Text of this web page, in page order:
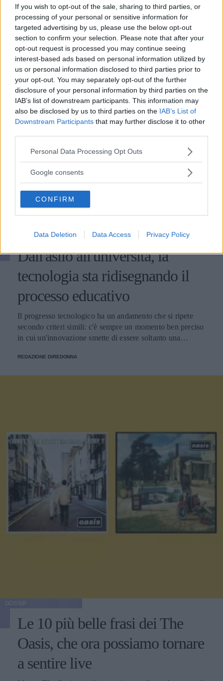
If you wish to opt-out of the sale, sharing to third parties, or
processing of your personal or sensitive information for
targeted advertising by us, please use the below opt-out
section to confirm your selection. Please note that after your
opt-out request is processed you may continue seeing
interest-based ads based on personal information utilized by
us or personal information disclosed to third parties prior to
your opt-out. You may separately opt-out of the further
disclosure of your personal information by third parties on the
IAB’s list of downstream participants. This information may
also be disclosed by us to third parties on the IAB’s List of
Downstream Participants that may further disclose it to other
Please note that this website/app uses one or more Google
not limited to your visit or usage behaviour. You may click to
use your data for below specified purposes in below Google
consent section.
Personal Data Processing Opt Outs
Google consents
CONFIRM
Data Deletion Data Access Privacy Policy
ATTUALITÀ
Dall'asilo all'università, la
tecnologia sta ridisegnando il
processo educativo
Il progresso tecnologico ha un andamento che si ripete
secondo criteri simili: c'è sempre un momento ben preciso
in cui un'innovazione smette di essere soltanto una
REDAZIONE DIREDONNA
Le 10 più belle frasi dei The
Oasis, che ora possiamo tornare
a sentire live